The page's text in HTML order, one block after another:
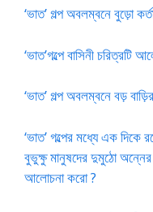
‘ভাত’ গল্প অবলম্বনে বুড়ো
‘ভাত’গল্পে বাসিনী চরিত্রটি
‘ভাত’ গল্প অবলম্বনে বড়
‘ভাত’ গল্পের মধ্যে এক দিকে
বুভুক্ষু মানুষদের দুমুঠো অন্নের
আলোচনা করো ?